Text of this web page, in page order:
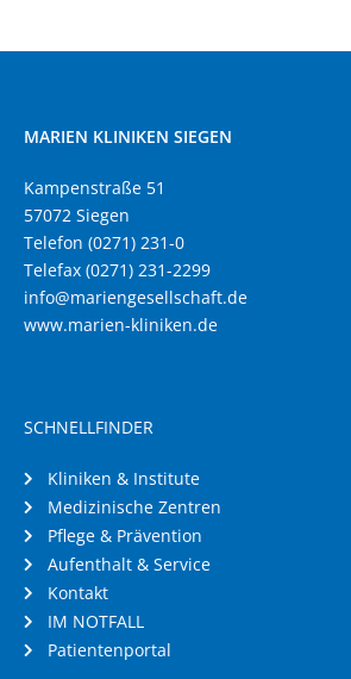
MARIEN KLINIKEN SIEGEN
Kampenstraße 51
57072 Siegen
Telefon (0271) 231-0
Telefax (0271) 231-2299
info@mariengesellschaft.de
www.marien-kliniken.de
SCHNELLFINDER
Kliniken & Institute
Medizinische Zentren
Pflege & Prävention
Aufenthalt & Service
Kontakt
IM NOTFALL
Patientenportal